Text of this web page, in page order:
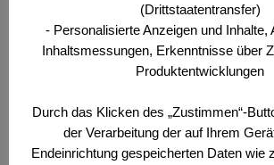
2026
+Juni
+
März
(Drittstaatentransfer)
- Personalisierte Anzeigen und Inhalte,
Inhaltsmessungen, Erkenntnisse über
Produktentwicklungen
Durch das Klicken des „Zustimmen“-
der Verarbeitung der auf Ihrem
Endeinrichtung gespeicherten Daten wie